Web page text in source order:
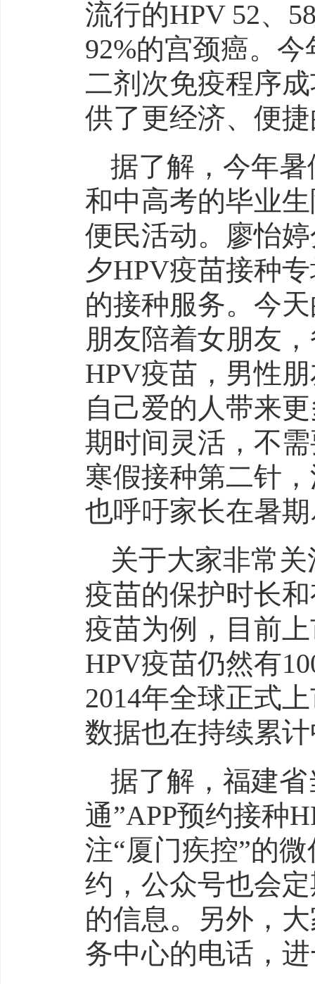
流行的HPV 52、
92%的宫颈癌。
二剂次免疫程序
供了更经济、便
据了解，今年
和中高考的毕业
便民活动。廖怡
夕HPV疫苗接种
的接种服务。今
朋友陪着女朋友
HPV疫苗，男性
自己爱的人带来
期时间灵活，不
寒假接种第二针
也呼吁家长在暑
关于大家非常
疫苗的保护时长
疫苗为例，目前
HPV疫苗仍然有
2014年全球正式
数据也在持续累
据了解，福建
通”APP预约接种
注“厦门疾控”的
约，公众号也会
的信息。另外，
务中心的电话，